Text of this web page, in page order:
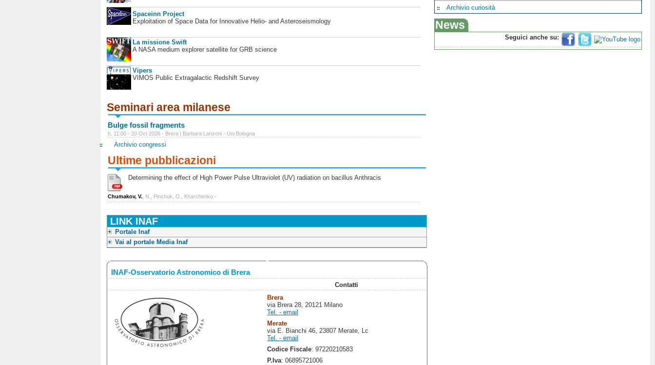
Spaceinn Project
Exploitation of Space Data for Innovative Helio- and Asteroseismology
La missione Swift
A NASA medium explorer satellite for GRB science
Vipers
VIMOS Public Extragalactic Redshift Survey
Seminari area milanese
Bulge fossil fragments
h. 11:00 - 20 Oct 2026 - Brera | Barbara Lanzoni - Uni Bologna
Archivio congressi
Ultime pubblicazioni
Determining the effect of High Power Pulse Ultraviolet (UV) radiation on bacillus Anthracis
Chumakov, V. , N., Pinchuk, O., Kharchenko -
LINK INAF
Portale Inaf
Vai al portale Media Inaf
INAF-Osservatorio Astronomico di Brera
Contatti
Brera
via Brera 28, 20121 Milano
Tel. - email
Merate
via E. Bianchi 46, 23807 Merate, Lc
Tel. - email
Codice Fiscale: 97220210583
P.Iva: 06895721006
Archivio curiosità
News
Seguici anche su: